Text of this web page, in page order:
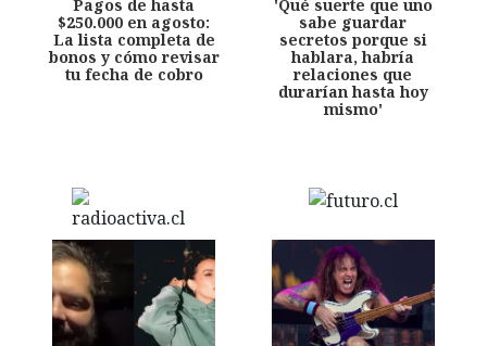
Pagos de hasta
$250.000 en agosto:
La lista completa de
bonos y cómo revisar
tu fecha de cobro
'Qué suerte que uno
sabe guardar
secretos porque si
hablara, habría
relaciones que
durarían hasta hoy
mismo'